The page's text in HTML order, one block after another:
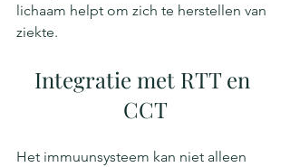
lichaam helpt om zich te herstellen van
ziekte.
Integratie met RTT en
CCT
Het immuunsysteem kan niet alleen